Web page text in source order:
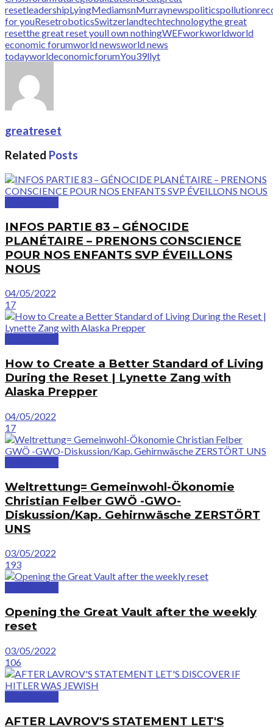
resetleadershipLyingMediamsnMurraynewspoliticspollution
for youResetroboticsSwitzerlandtechtechnologythe great
resetthe great reset youll own nothingWEFworkworldworld
economic forumworld newsworld news
todayworldeconomicforumYou39llyt
greatreset
Related Posts
INFOS PARTIE 83 – GÉNOCIDE
PLANÉTAIRE – PRENONS CONSCIENCE
POUR NOS ENFANTS SVP ÉVEILLONS
NOUS
04/05/2022
17
How to Create a Better Standard of Living
During the Reset | Lynette Zang with
Alaska Prepper
04/05/2022
17
Weltrettung= Gemeinwohl-Ökonomie
Christian Felber GWÖ -GWO-
Diskussion/Kap. Gehirnwäsche ZERSTÖRT
UNS
03/05/2022
193
Opening the Great Vault after the weekly
reset
03/05/2022
106
AFTER LAVROV'S STATEMENT LET'S